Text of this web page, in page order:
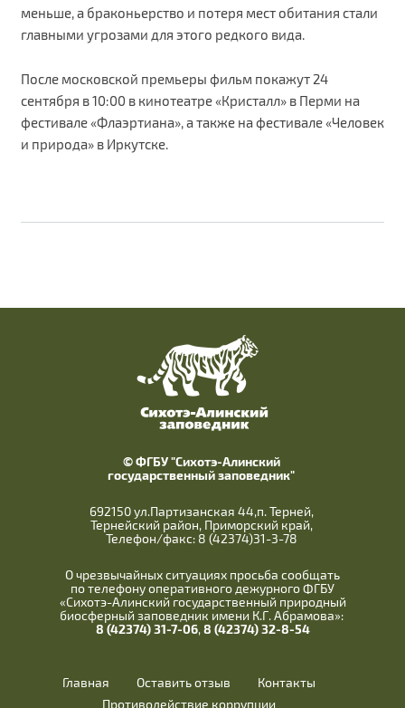
меньше, а браконьерство и потеря мест обитания стали
главными угрозами для этого редкого вида.
После московской премьеры фильм покажут 24
сентября в 10:00 в кинотеатре «Кристалл» в Перми на
фестивале «Флаэртиана», а также на фестивале «Человек
и природа» в Иркутске.
© ФГБУ "Сихотэ-Алинский
государственный заповедник"
692150 ул.Партизанская 44,п. Терней,
Тернейский район, Приморский край,
Телефон/факс: 8 (42374)31-3-78
О чрезвычайных ситуациях просьба сообщать
по телефону оперативного дежурного ФГБУ
«Сихотэ-Алинский государственный природный
биосферный заповедник имени К.Г. Абрамова»:
8 (42374) 31-7-06,8 (42374) 32-8-54
Главная Оставить отзыв
Контакты
Противодействие коррупции